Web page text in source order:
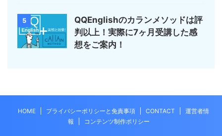
5
QQEnglishのカランメソッドは評
判以上！実際に7ヶ月受講した感
想をご案内！
HOME プライバシーポリシーと免責事項 CONTACT
運営者情
報
コンテンツ制作ポリシー